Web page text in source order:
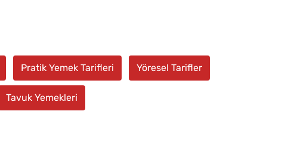
Pratik Yemek Tarifleri Yöresel Tarifler
Tavuk Yemekleri